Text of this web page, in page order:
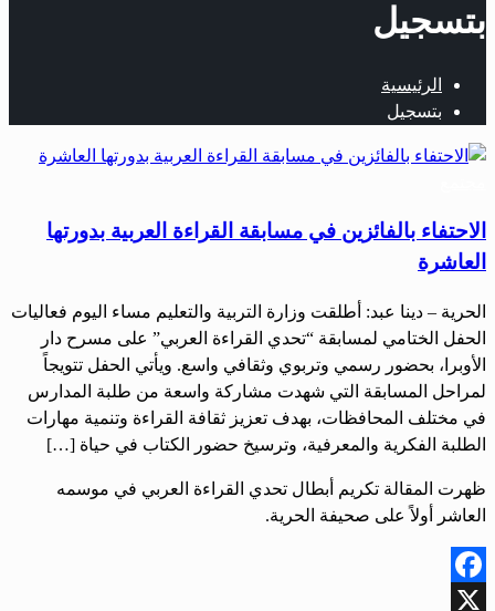
بتسجيل
الرئيسية
بتسجيل
الاحتفاء بالفائزين في مسابقة القراءة العربية بدورتها
العاشرة
الحرية – دينا عبد: أطلقت وزارة التربية والتعليم مساء اليوم فعاليات
الحفل الختامي لمسابقة “تحدي القراءة العربي” على مسرح دار
الأوبرا، بحضور رسمي وتربوي وثقافي واسع. ويأتي الحفل تتويجاً
لمراحل المسابقة التي شهدت مشاركة واسعة من طلبة المدارس
في مختلف المحافظات، بهدف تعزيز ثقافة القراءة وتنمية مهارات
الطلبة الفكرية والمعرفية، وترسيخ حضور الكتاب في حياة […]
ظهرت المقالة تكريم أبطال تحدي القراءة العربي في موسمه
العاشر أولاً على صحيفة الحرية.
Facebook